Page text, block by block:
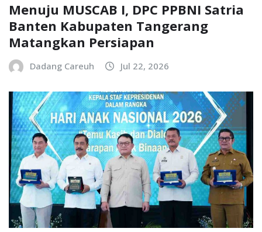
Menuju MUSCAB I, DPC PPBNI Satria
Banten Kabupaten Tangerang
Matangkan Persiapan
Dadang Careuh Jul 22, 2026